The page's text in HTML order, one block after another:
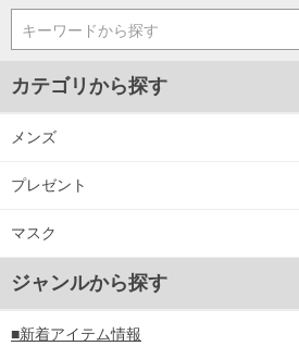
キーワードから探す
カテゴリから探す
メンズ
プレゼント
マスク
ジャンルから探す
■新着アイテム情報